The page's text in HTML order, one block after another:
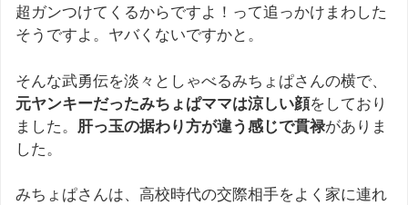
超ガンつけてくるからですよ！って追っかけまわした
そうですよ。ヤバくないですかと。
そんな武勇伝を淡々としゃべるみちょぱさんの横で、
元ヤンキーだったみちょぱママは涼しい顔をしており
ました。
肝っ玉の据わり方が違う感じで貫禄がありま
した。
みちょぱさんは、高校時代の交際相手をよく家に連れ